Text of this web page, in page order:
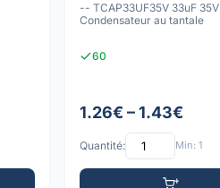
-- TCAP33UF35V 33uF 35V
Condensateur au tantale
60
1.26€ – 1.43€
Quantité: Min: 1